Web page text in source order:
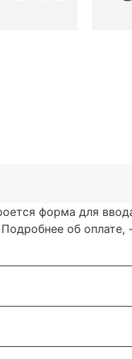
форма для
об оплате,